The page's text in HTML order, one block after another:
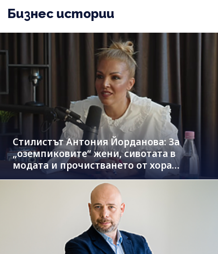
Бизнес истории
Стилистът Антония Йорданова: За
„оземпиковите“ жени, сивотата в
модата и прочистването от хора
паразити